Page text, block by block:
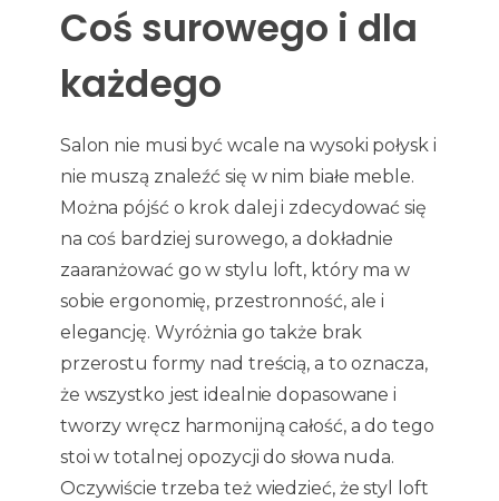
Coś surowego i dla
każdego
Salon nie musi być wcale na wysoki połysk i
nie muszą znaleźć się w nim białe meble.
Można pójść o krok dalej i zdecydować się
na coś bardziej surowego, a dokładnie
zaaranżować go w stylu loft, który ma w
sobie ergonomię, przestronność, ale i
elegancję. Wyróżnia go także brak
przerostu formy nad treścią, a to oznacza,
że wszystko jest idealnie dopasowane i
tworzy wręcz harmonijną całość, a do tego
stoi w totalnej opozycji do słowa nuda.
Oczywiście trzeba też wiedzieć, że styl loft